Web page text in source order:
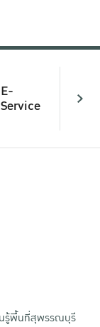
E-
Service
นรู้พื้นที่สุพรรณบุรี